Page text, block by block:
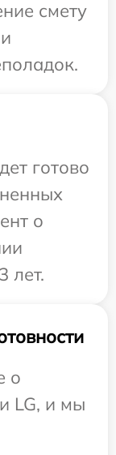
смету
готово
о
лет.
о
LG, и мы